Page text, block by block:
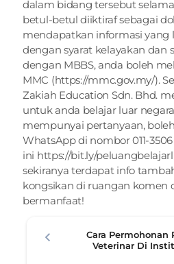
dalam bidang tersebut
betul-betul diiktiraf sebagai
mendapatkan informasi yang
dengan syarat kelayakan dan
dengan MBBS, anda boleh
MMC (https://mmc.gov.my/).
Zakiah Education Sdn. Bhd.
untuk anda belajar luar
WhatsApp di nombor 011-
ini https://bit.ly/
sekiranya terdapat info
kongsikan di ruangan komen
bermanfaat!
Cara Permohonan
Veterinar Di